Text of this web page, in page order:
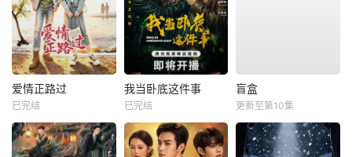
爱情正路过
已完结
我当卧底这件事
已完结
盲盒
更新至第10集